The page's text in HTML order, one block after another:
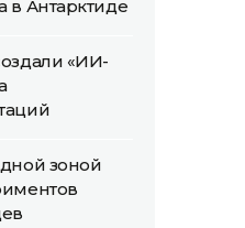
в Антарктиде
«ИИ-
зоной